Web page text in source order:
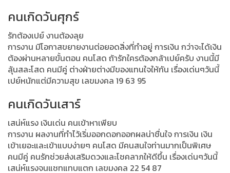
คนเกิดวันศุกร์
รักต้องเปย์ งานต้องลุย
การงาน มีโอกาสขยายงานต่อยอดสิ่งที่ทำอยู่ การเงิน กว่าจะได้เงิน
ต้องผ่านหลายขั้นตอน คนโสด ถ้ารักใครต้องกล้าเปย์ครับ งานนี้มี
ลุ้นสละโสด คนมีคู่ ต่างฝ่ายต่างมีของแทนใจให้กัน เรื่องเด่นๆวันนี้
เปย์หนักแต่มีความสุข เลขมงคล 19 63 95
คนเกิดวันเสาร์
เสน่ห์แรง เงินเด่น คนเข้าหาเพียบ
การงาน ผลงานที่ทำไว้เริ่มออกดอกออกผลน่าชื่นใจ การเงิน เงิน
เข้าเยอะและเข้าแบบง่ายๆ คนโสด มีคนสนใจท่านมากเป็นพิเศษ
คนมีคู่ คนรักช่วยส่งเสริมดวงและโชคลาภให้ดีขึ้น เรื่องเด่นๆวันนี้
เสน่ห์แรงจนแชทแทบแตก เลขมงคล 22 54 87